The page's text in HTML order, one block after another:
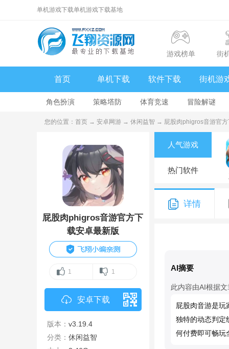
单机游戏下载单机游戏下载基地
游戏榜单 街
首页 单机下载 软件下载 街机游
角色扮演 策略塔防 体育竞速 冒险解谜
您的位置： 首页 → 安卓网游 → 休闲益智 → 屁股肉phigros音游官
屁股肉phigros音游官方下
载安卓最新版
1 1
安卓下载
版本： v3.19.4
分类： 休闲益智
人气游戏
热门软件
详情
AI摘要
此内容由AI根据
屁股肉音游是玩
独特的动态判定
何付费即可畅玩